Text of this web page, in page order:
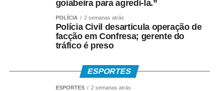
• Nas agências, com documento oficial com foto;
Para servidores públicos
goiabeira para agredi-la.”
POLÍCIA 2 semanas atrás
Polícia Civil desarticula operação de
facção em Confresa; gerente do
tráfico é preso
ESPORTES
ESPORTES 2 semanas atrás